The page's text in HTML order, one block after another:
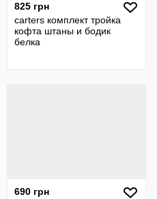
825 грн
carters комплект тройка
кофта штаны и бодик
белка
690 грн